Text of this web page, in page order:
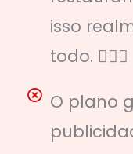
isso
todo. 🙅🏼‍♀️
O plano